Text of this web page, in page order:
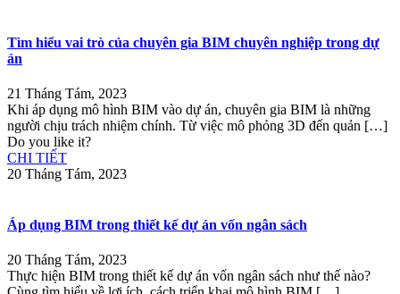
Tìm hiểu vai trò của chuyên gia BIM chuyên nghiệp trong dự
án
21 Tháng Tám, 2023
Khi áp dụng mô hình BIM vào dự án, chuyên gia BIM là những
người chịu trách nhiệm chính. Từ việc mô phỏng 3D đến quản […]
Do you like it?
CHI TIẾT
20 Tháng Tám, 2023
Áp dụng BIM trong thiết kế dự án vốn ngân sách
20 Tháng Tám, 2023
Thực hiện BIM trong thiết kế dự án vốn ngân sách như thế nào?